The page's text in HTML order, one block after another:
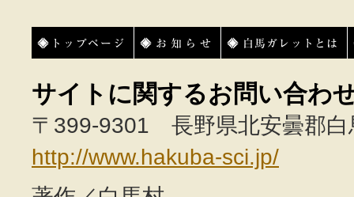
サイトに関するお問い合わ
〒399-9301 長野県北安曇郡
http://www.hakuba-sci.jp/